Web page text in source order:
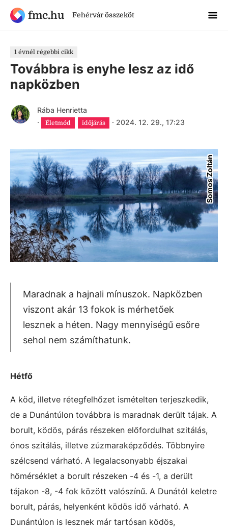
fmc.hu Fehérvár összeköt
1 évnél régebbi cikk
Továbbra is enyhe lesz az idő
napközben
Rába Henrietta
·
Életmód időjárás · 2024. 12. 29., 17:23
Somos Zoltán
Maradnak a hajnali mínuszok. Napközben
viszont akár 13 fokok is mérhetőek
lesznek a héten. Nagy mennyiségű esőre
sehol nem számíthatunk.
Hétfő
A köd, illetve rétegfelhőzet ismételten terjeszkedik,
de a Dunántúlon továbbra is maradnak derült tájak. A
borult, ködös, párás részeken előfordulhat szitálás,
ónos szitálás, illetve zúzmaraképződés. Többnyire
szélcsend várható. A legalacsonyabb éjszakai
hőmérséklet a borult részeken -4 és -1, a derült
tájakon -8, -4 fok között valószínű. A Dunától keletre
borult, párás, helyenként ködös idő várható. A
Dunántúlon is lesznek már tartósan ködös,